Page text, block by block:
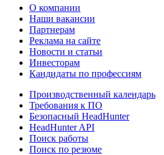
О компании
Наши вакансии
Партнерам
Реклама на сайте
Новости и статьи
Инвесторам
Кандидаты по профессиям
Производственный календарь
Требования к ПО
Безопасный HeadHunter
HeadHunter API
Поиск работы
Поиск по резюме